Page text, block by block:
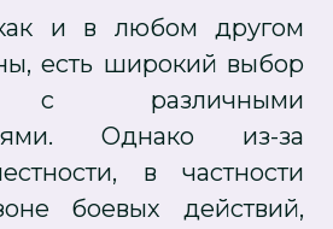
и в любом другом
есть широкий выбор
с различными
Однако из-за
в частности
боевых действий,